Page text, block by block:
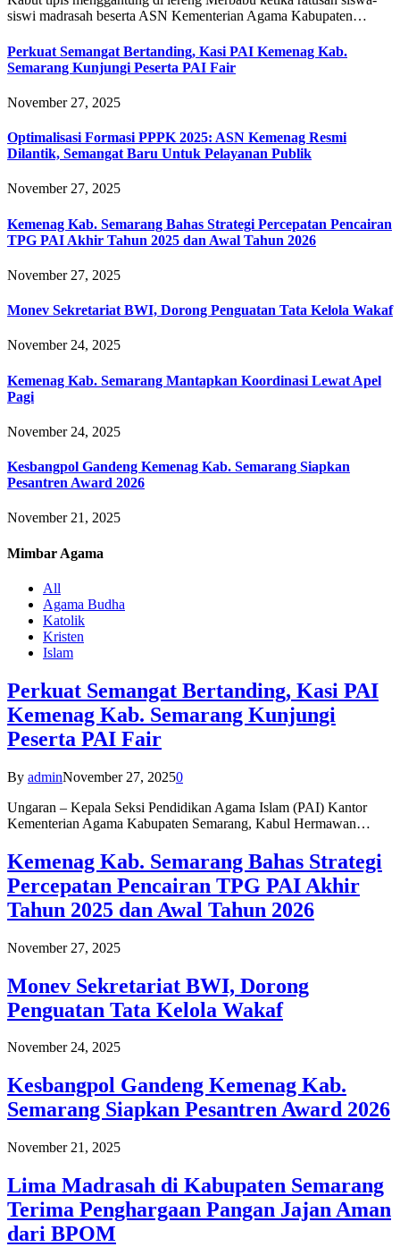
siswi madrasah beserta ASN Kementerian Agama Kabupaten…
Perkuat Semangat Bertanding, Kasi PAI Kemenag Kab.
Semarang Kunjungi Peserta PAI Fair
November 27, 2025
Optimalisasi Formasi PPPK 2025: ASN Kemenag Resmi
Dilantik, Semangat Baru Untuk Pelayanan Publik
November 27, 2025
Kemenag Kab. Semarang Bahas Strategi Percepatan Pencairan
TPG PAI Akhir Tahun 2025 dan Awal Tahun 2026
November 27, 2025
Monev Sekretariat BWI, Dorong Penguatan Tata Kelola Wakaf
November 24, 2025
Kemenag Kab. Semarang Mantapkan Koordinasi Lewat Apel
Pagi
November 24, 2025
Kesbangpol Gandeng Kemenag Kab. Semarang Siapkan
Pesantren Award 2026
November 21, 2025
Mimbar Agama
All
Agama Budha
Katolik
Kristen
Islam
Perkuat Semangat Bertanding, Kasi PAI
Kemenag Kab. Semarang Kunjungi
Peserta PAI Fair
By adminNovember 27, 20250
Ungaran – Kepala Seksi Pendidikan Agama Islam (PAI) Kantor
Kementerian Agama Kabupaten Semarang, Kabul Hermawan…
Kemenag Kab. Semarang Bahas Strategi
Percepatan Pencairan TPG PAI Akhir
Tahun 2025 dan Awal Tahun 2026
November 27, 2025
Monev Sekretariat BWI, Dorong
Penguatan Tata Kelola Wakaf
November 24, 2025
Kesbangpol Gandeng Kemenag Kab.
Semarang Siapkan Pesantren Award 2026
November 21, 2025
Lima Madrasah di Kabupaten Semarang
Terima Penghargaan Pangan Jajan Aman
dari BPOM